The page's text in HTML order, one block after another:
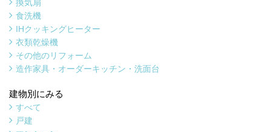
換気扇
食洗機
IHクッキングヒーター
衣類乾燥機
その他のリフォーム
造作家具・オーダーキッチン・洗面台
建物別にみる
すべて
戸建